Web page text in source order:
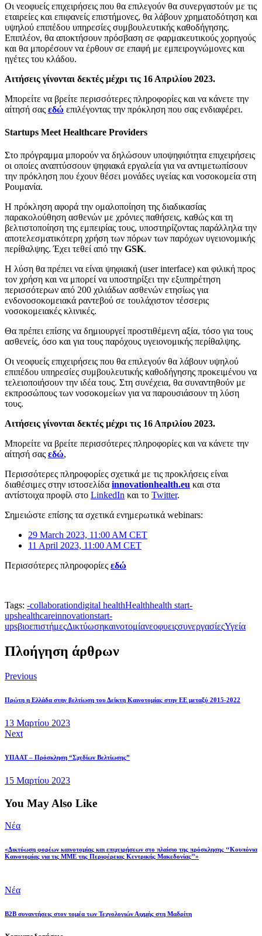
Οι νεοφυείς επιχειρήσεις που θα επιλεγούν θα συνεργαστούν με τις
εταιρείες και επιφανείς επιστήμονες, θα λάβουν χρηματοδότηση και
υψηλού επιπέδου υπηρεσίες συμβουλευτικής καθοδήγησης.
Επιπλέον, θα αποκτήσουν πρόσβαση σε φαρμακευτικούς χορηγούς
και θα μπορέσουν να έρθουν σε επαφή με εμπειρογνώμονες και
ηγέτες του κλάδου.
Αιτήσεις γίνονται δεκτές μέχρι τις 16 Απριλίου 2023.
Μπορείτε να βρείτε περισσότερες πληροφορίες και να κάνετε την
αίτησή σας εδώ επιλέγοντας την πρόκληση που σας ενδιαφέρει.
Startups Meet Healthcare Providers
Στο πρόγραμμα μπορούν να δηλώσουν υποψηφιότητα επιχειρήσεις
οι οποίες αναπτύσσουν ψηφιακά εργαλεία για να αντιμετωπίσουν
την πρόκληση που έχουν θέσει μονάδες υγείας και νοσοκομεία στη
Ρουμανία.
Η πρόκληση αφορά την ομαλοποίηση της διαδικασίας
παρακολούθηση ασθενών με χρόνιες παθήσεις, καθώς και τη
βελτιστοποίηση της εμπειρίας τους, υποστηρίζοντας παράλληλα την
αποτελεσματικότερη χρήση των πόρων των παρόχων υγειονομικής
περίθαλψης. Έχει τεθεί από την GSK.
Η λύση θα πρέπει να είναι ψηφιακή (user interface) και φιλική προς
τον χρήση και να μπορεί να υποστηρίξει την εξυπηρέτηση
περισσότερων από 200 χιλιάδων ασθενών ετησίως για
ενδονοσοκομειακά ραντεβού σε τουλάχιστον τέσσερις
νοσοκομειακές κλινικές.
Θα πρέπει επίσης να δημιουργεί προστιθέμενη αξία, τόσο για τους
ασθενείς, όσο και για τους παρόχους υγειονομικής περίθαλψης.
Οι νεοφυείς επιχειρήσεις που θα επιλεγούν θα λάβουν υψηλού
επιπέδου υπηρεσίες συμβουλευτικής καθοδήγησης προκειμένου να
τελειοποιήσουν την ιδέα τους. Στη συνέχεια, θα συναντηθούν με
εκπροσώπους των νοσοκομείων για να παρουσιάσουν τη λύση
τους.
Αιτήσεις γίνονται δεκτές μέχρι τις 16 Απριλίου 2023.
Μπορείτε να βρείτε περισσότερες πληροφορίες και να κάνετε την
αίτησή σας εδώ,
Περισσότερες πληροφορίες σχετικά με τις προκλήσεις είναι
διαθέσιμες στην ιστοσελίδα innovationhealth.eu και στα
αντίστοιχα προφίλ στο LinkedIn και το Twitter.
Σημειώστε επίσης τα σχετικά ενημερωτικά webinars:
29 March 2023, 11:00 AM CET
11 April 2023, 11:00 AM CET
Περισσότερες πληροφορίες εδώ
Tags: -collaborationdigital healthHealthhealth start-
upshealthcareinnovationstart-
upsβιοεπιστήμεςΔικτύωσηκαινοτομίανεοφυειςσυνεργασίεςΥγεία
Πλοήγηση άρθρων
Previous
Πρώτη η Ελλάδα στην βελτίωση του Δείκτη Καινοτομίας στην ΕΕ μεταξύ 2015-2022
13 Μαρτίου 2023
Next
ΥΠΑΑΤ – Πρόσκληση “Σχεδίων Βελτίωσης”
15 Μαρτίου 2023
You May Also Like
Νέα
«Δικτύωση φορέων καινοτομίας και επιχειρήσεων στο πλαίσιο της πρόσκλησης ‘‘Κουπόνια
Καινοτομίας για τις ΜΜΕ της Περιφέρειας Κεντρικής Μακεδονίας’’»
Νέα
Β2Β συναντήσεις στον τομέα των Τεχνολογιών Αιχμής στη Μαδρίτη